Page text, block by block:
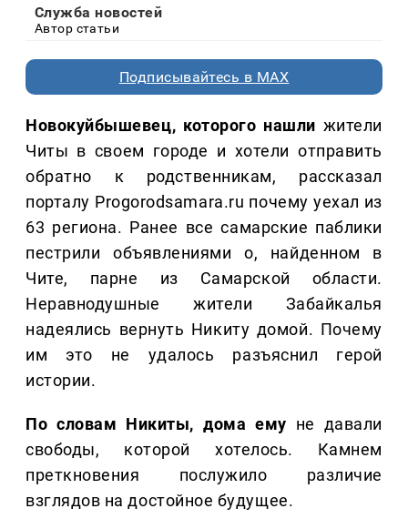
Служба новостей
Автор статьи
Подписывайтесь в MAX
Новокуйбышевец, которого нашли жители
Читы в своем городе и хотели отправить
обратно к родственникам, рассказал
порталу Progorodsamara.ru почему уехал из
63 региона. Ранее все самарские паблики
пестрили объявлениями о, найденном в
Чите, парне из Самарской области.
Неравнодушные жители Забайкалья
надеялись вернуть Никиту домой. Почему
им это не удалось разъяснил герой
истории.
По словам Никиты, дома ему не давали
свободы, которой хотелось. Камнем
преткновения послужило различие
взглядов на достойное будущее.